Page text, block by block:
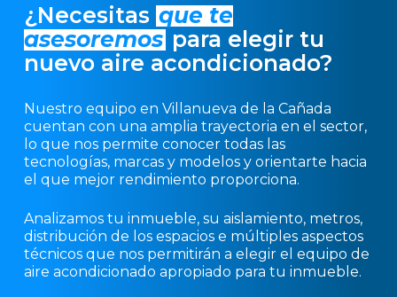
¿Necesitas que te
asesoremos para elegir tu
nuevo aire acondicionado?
Nuestro equipo en Villanueva de la Cañada
cuentan con una amplia trayectoria en el sector,
lo que nos permite conocer todas las
tecnologías, marcas y modelos y orientarte hacia
el que mejor rendimiento proporciona.
Analizamos tu inmueble, su aislamiento, metros,
distribución de los espacios e múltiples aspectos
técnicos que nos permitirán a elegir el equipo de
aire acondicionado apropiado para tu inmueble.